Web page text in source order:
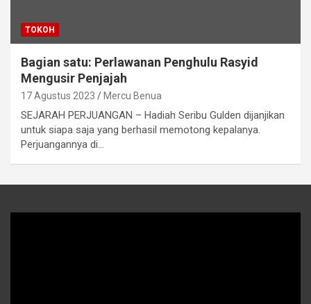
TOKOH
Bagian satu: Perlawanan Penghulu Rasyid
Mengusir Penjajah
17 Agustus 2023 Mercu Benua
SEJARAH PERJUANGAN – Hadiah Seribu Gulden dijanjikan
untuk siapa saja yang berhasil memotong kepalanya.
Perjuangannya di…